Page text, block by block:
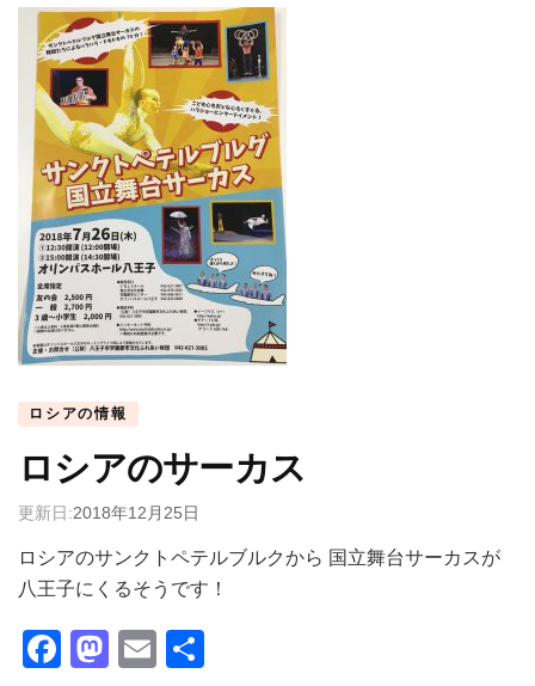
ロシアの情報
ロシアのサーカス
更新日:2018年12月25日
ロシアのサンクトペテルブルクから 国立舞台サーカスが
八王子にくるそうです！
Facebook
Mastodon
Email